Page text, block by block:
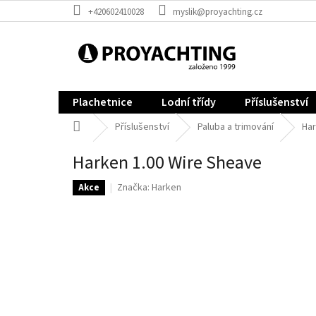
na
+420602410028 myslik@proyachting.cz
Plachetnice Lodní třídy Příslušenství
Domů Příslušenství Paluba a trimování
Harken 1.00 Wire Sheave
Akce Značka: Harken